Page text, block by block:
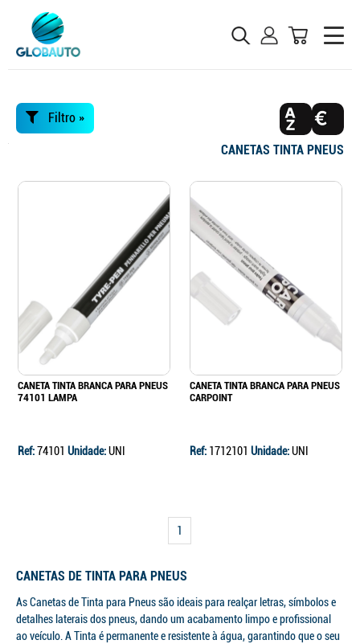
Filtro »
CANETAS TINTA PNEUS
CANETA TINTA BRANCA PARA PNEUS
74101 LAMPA
Ref:74101 Unidade:UNI
CANETA TINTA BRANCA PARA PNEUS
CARPOINT
Ref: 1712101 Unidade:UNI
1
CANETAS DE TINTA PARA PNEUS
As Canetas de Tinta para Pneus são ideais para realçar letras, símbolos e
detalhes laterais dos pneus, dando um acabamento limpo e profissional
ao veículo. A Tinta é permanente e resistente à água, garantindo que o seu
Continuar a comprar